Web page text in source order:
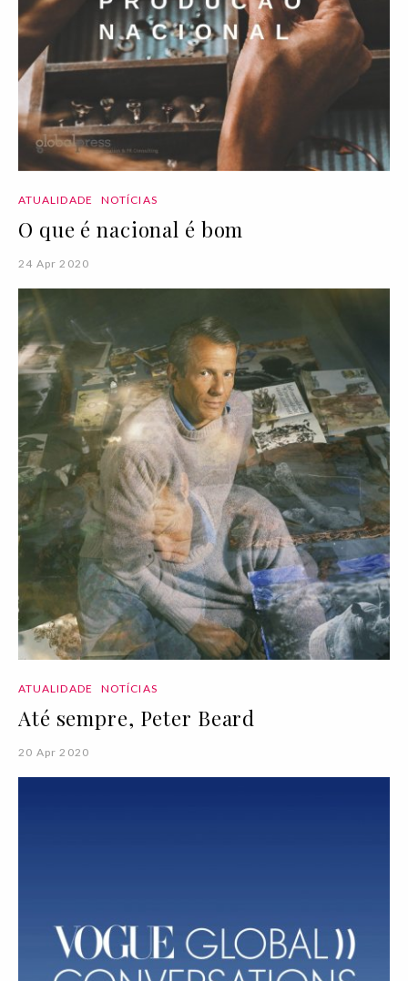
ATUALIDADE NOTÍCIAS
O que é nacional é bom
24 Apr 2020
ATUALIDADE NOTÍCIAS
Até sempre, Peter Beard
20 Apr 2020